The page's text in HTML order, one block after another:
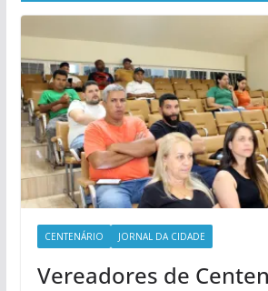
CENTENÁRIO JORNAL DA CIDADE
Vereadores de